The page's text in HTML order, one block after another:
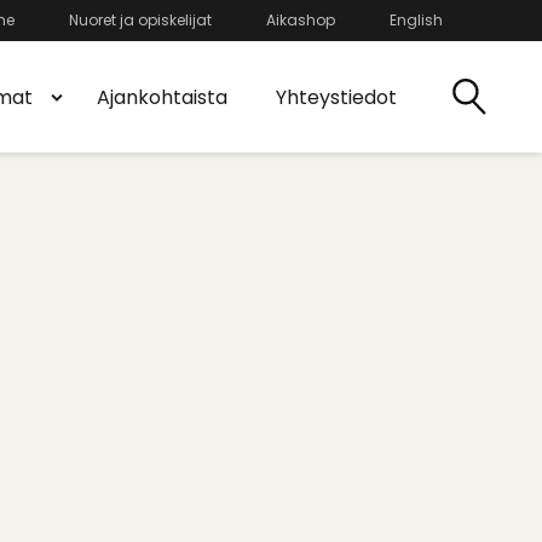
Nuoret ja opiskelijat Aikashop English
Ajankohtaista Yhteystiedot